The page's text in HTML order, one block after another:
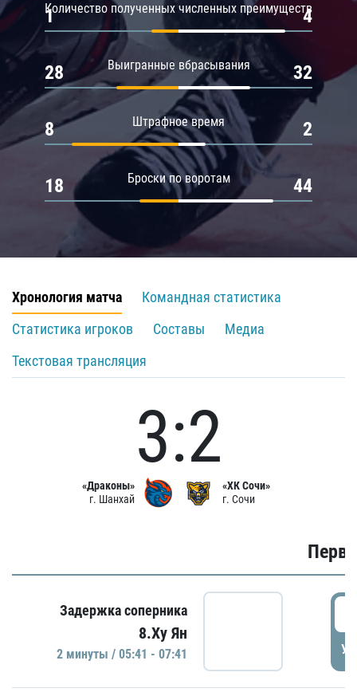
Количество полученных численных преимуществ
1 4
Выигранные вбрасывания
28 32
Штрафное время
8 2
Броски по воротам
18 44
Хронология матча
Командная статистика
Статистика игроков
Составы
Медиа
Текстовая трансляция
«Драконы»
г. Шанхай
3:2
«ХК Сочи»
г. Сочи
Задержка соперника
8.Ху Ян
2 минуты / 05:41 - 07:41